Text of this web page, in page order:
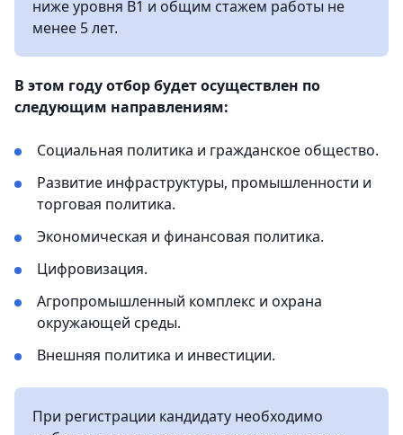
ниже уровня B1 и общим стажем работы не
менее 5 лет.
В этом году отбор будет осуществлен по
следующим направлениям:
Социальная политика и гражданское общество.
Развитие инфраструктуры, промышленности и
торговая политика.
Экономическая и финансовая политика.
Цифровизация.
Агропромышленный комплекс и охрана
окружающей среды.
Внешняя политика и инвестиции.
При регистрации кандидату необходимо